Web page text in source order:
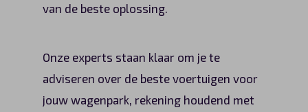
van de beste oplossing.
Onze experts staan klaar om je te
adviseren over de beste voertuigen voor
jouw wagenpark, rekening houdend met